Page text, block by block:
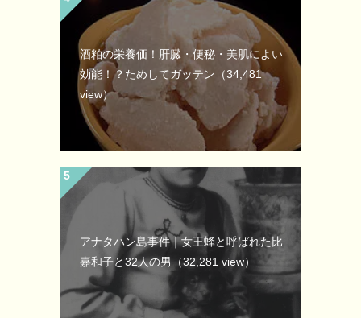
酒粕の栄養価！肝臓・便秘・美肌によい
効能！？ためしてガッテン （34,481
view）
アナタハン島事件｜女王蜂と呼ばれた比
嘉和子と32人の男（32,281 view）